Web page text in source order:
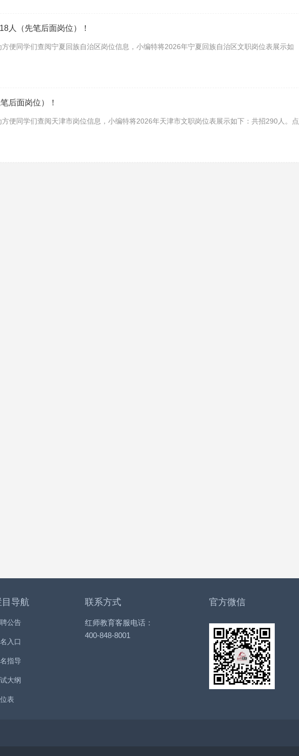
人（先笔后面岗位）！
便同学们查阅宁夏回族自治区岗位信息，小编特将2026年宁夏回族自治区文职岗位表展示如
后面岗位）！
便同学们查阅天津市岗位信息，小编特将2026年天津市文职岗位表展示如下：共招290人。点
目导航
公告
入口
指导
大纲
表
联系方式
红师教育客服电话：
400-848-8001
官方微信